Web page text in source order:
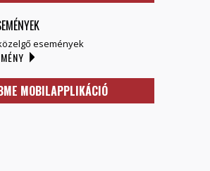
események
MOBILAPPLIKÁCIÓ